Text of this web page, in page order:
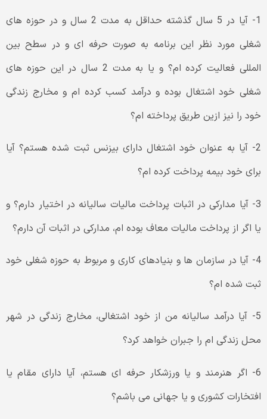
1- آیا در 5 سال گذشته حداقل به مدت 2 سال و در حوزه های
شغلی مورد نظر این برنامه به صورت حرفه ای و در سطح بین
المللی فعالیت کرده ام؟ و یا به مدت 2 سال در این حوزه های
شغلی خود اشتغال بوده و درآمد کسب کرده ام و مخارج زندگی
خود را نیز ازین طریق پرداخته ام؟
2- آیا به عنوان خود اشتغال دارای بیزنس ثبت شده هستم؟ آیا
برای خود بیمه پرداخت کرده ام؟
3- آیا مدارکی در اثبات پرداخت مالیات سالیانه در اختیار دارم؟ و
یا اگر از پرداخت مالیات معاف بوده ام، مدارکی در اثبات آن دارم؟
4- آیا در سازمان ها و بنیادهای کاری و مربوط به حوزه شغلی خود
ثبت شده ام؟
5- آیا درآمد سالیانه من از خود اشتغالی، مخارج زندگی در شهر
محل زندگی ام را جبران خواهد کرد؟
6- اگر هنرمند و یا ورزشکار حرفه ای هستم، آیا دارای مقام یا
افتخارات کشوری و یا جهانی می باشم؟